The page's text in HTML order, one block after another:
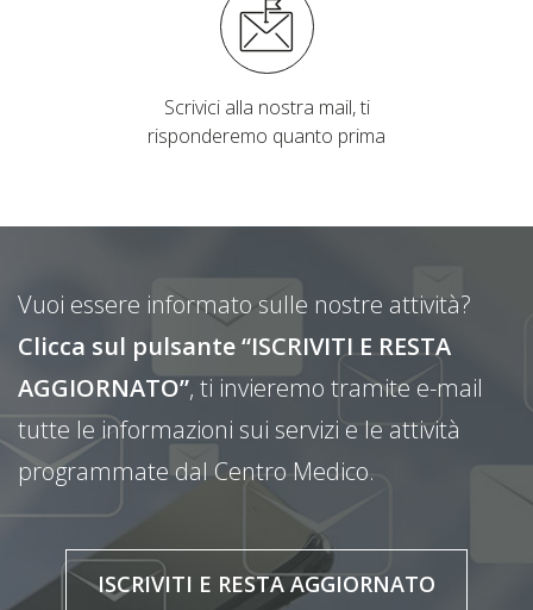
Scrivici alla nostra mail, ti
risponderemo quanto prima
Vuoi essere informato sulle nostre attività?
Clicca sul pulsante “ISCRIVITI E RESTA
AGGIORNATO”, ti invieremo tramite e-mail
tutte le informazioni sui servizi e le attività
programmate dal Centro Medico.
ISCRIVITI E RESTA AGGIORNATO